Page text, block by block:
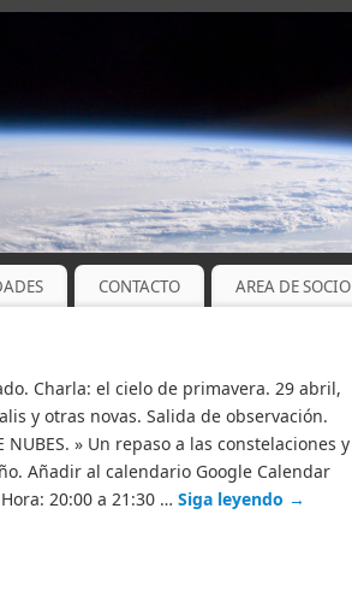
CONTACTO AREA DE SOCIO
Charla: el cielo de primavera. 29 abril,
y otras novas. Salida de observación.
NUBES. » Un repaso a las constelaciones y
Añadir al calendario Google Calendar
20:00 a 21:30 … Siga leyendo →